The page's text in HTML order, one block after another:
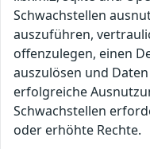
Schwachstellen
auszuführen,
offenzulegen, einen
auszulösen und
erfolgreiche
Schwachstellen
oder erhöhte Rechte.